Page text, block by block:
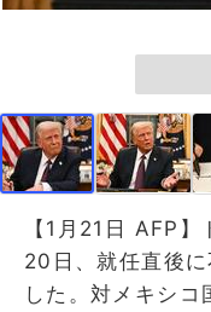
【1月21日 AFP
20日、就任直後
した。対メキシコ